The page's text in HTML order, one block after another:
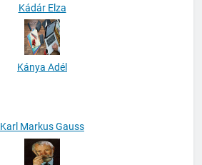
Kádár Elza
Kánya Adél
Karl Markus Gauss